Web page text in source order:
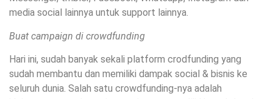
media social lainnya untuk support lainnya.
Buat campaign di crowdfunding
Hari ini, sudah banyak sekali platform crodfunding yang
sudah membantu dan memiliki dampak social & bisnis ke
seluruh dunia. Salah satu crowdfunding-nya adalah